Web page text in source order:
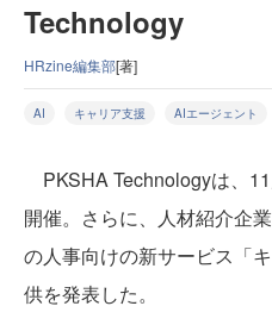
Technology
HRzine編集部[著]
AI キャリア支援 AIエージェント
PKSHA Technologyは、
開催。さらに、人材紹介企
の人事向けの新サービス「
供を発表した。